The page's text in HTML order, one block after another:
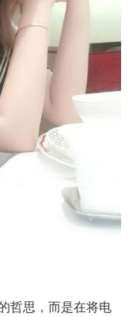
哲思，而是在将电